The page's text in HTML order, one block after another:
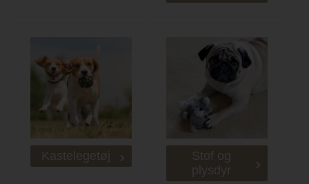
Kastelegetøj
Stof og
plysdyr